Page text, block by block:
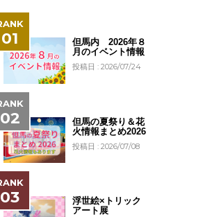
但馬内 2026年８
月のイベント情報
投稿日 : 2026/07/24
但馬の夏祭り＆花
火情報まとめ2026
投稿日 : 2026/07/08
浮世絵×トリック
アート展